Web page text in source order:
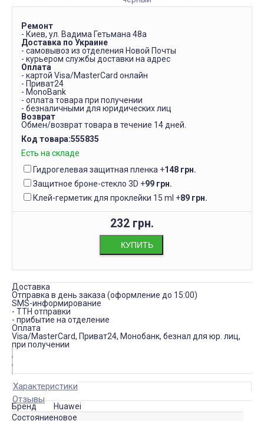
Ремонт
- Киев, ул. Вадима Гетьмана 48а
Доставка по Украине
- самовывоз из отделения Новой Почты
- курьером службы доставки на адрес
Оплата
- картой Visa/MasterCard онлайн
- Приват24
- MonoBank
- оплата товара при получении
- безналичными для юридических лиц
Возврат
Обмен/возврат товара в течение 14 дней.
Код товара:555835
Есть на складе
Гидрогелевая защитная пленка +148 грн.
Защитное броне-стекло 3D +99 грн.
Клей-герметик для проклейки 15 ml +89 грн.
232 грн.
КУПИТЬ
Доставка
Отправка в день заказа (оформление до 15:00)
SMS-информирование
- ТТН отправки
- прибытие на отделение
Оплата
Visa/MasterCard, Приват24, Монобанк, безнал для юр. лиц,
при получении
Характеристики
Отзывы
Бренд
Huawei
Состояниеновое